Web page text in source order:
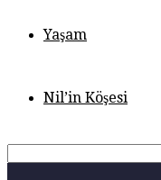
Yaşam
Nil’in Köşesi